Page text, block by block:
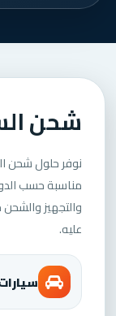
شحن
نوفر حلول شحن
مناسبة حسب
والتجهيز
عليه.